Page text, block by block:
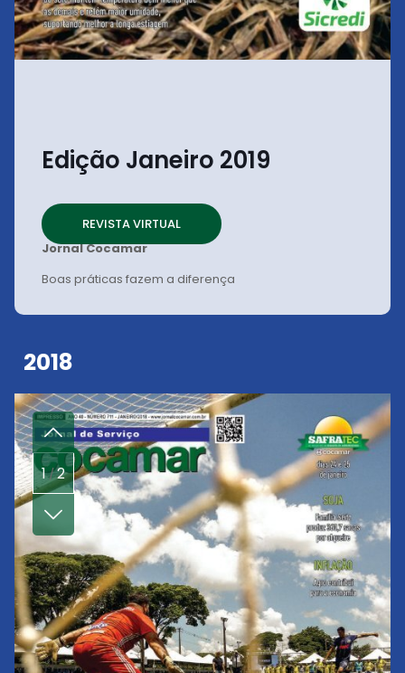
Edição Janeiro 2019
REVISTA VIRTUAL
Jornal Cocamar
Boas práticas fazem a diferença
2018
1/2